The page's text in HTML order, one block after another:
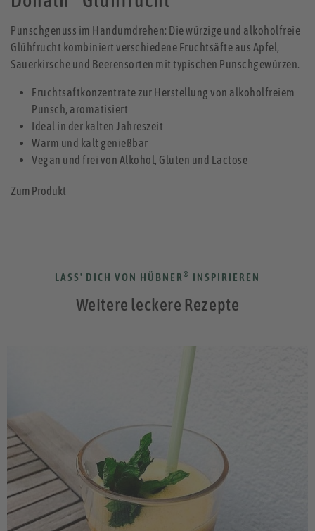
Punschgenuss im Handumdrehen: Die würzige und alkoholfreie
Glühfrucht kombiniert verschiedene Fruchtsäfte aus Apfel,
Sauerkirsche und Beerensorten mit typischen Punschgewürzen.
Fruchtsaftkonzentrate zur Herstellung von alkoholfreiem
Punsch, aromatisiert
Ideal in der kalten Jahreszeit
Warm und kalt genießbar
Vegan und frei von Alkohol, Gluten und Lactose
Zum Produkt
LASS' DICH VON HÜBNER ® INSPIRIEREN
Weitere leckere Rezepte